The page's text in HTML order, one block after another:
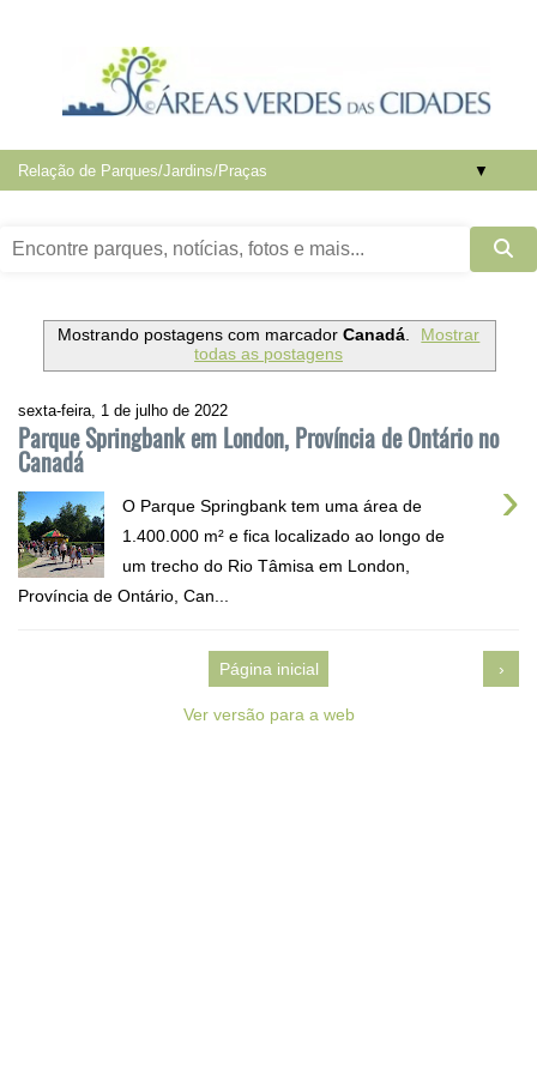
▼
Mostrando postagens com marcador Canadá.
Mostrar
todas as postagens
sexta-feira, 1 de julho de 2022
Parque Springbank em London, Província de Ontário no
Canadá
›
O Parque Springbank tem uma área de
1.400.000 m² e fica localizado ao longo de
um trecho do Rio Tâmisa em London,
Província de Ontário, Can...
›
Página inicial
Ver versão para a web